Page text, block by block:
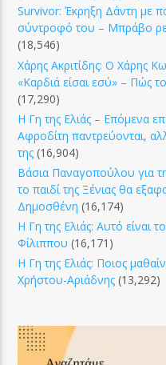
Survivor: Έκρηξη Δάντη με
σύντροφό του – Μπράβο ρε
(18,546)
Χάρης Ακριτίδης: Ο Χάρης
«Καρδιά είσαι εσύ» – Πώς
(17,290)
Η Γη της Ελιάς – Επόμενα
Αφροδίτη παντρεύονται,
της (16,904)
Βάσια Παναγοπούλου για
το παιδί της Ξένιας θα
Δημοσθένη (16,174)
Η Γη της Ελιάς: Αυτό είναι
Φίλιππου (16,171)
Η Γη της Ελιάς: Ποιος
Χρήστου-Αριάδνης (13,292)